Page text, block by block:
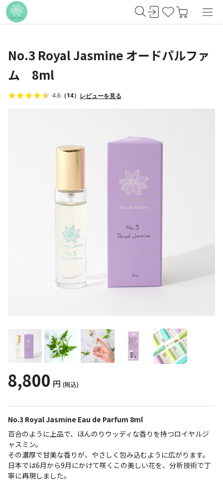
No.3 Royal Jasmine オードパルファ
ム 8ml
4.6 （14） レビューを見る
No.3 Royal Jasmine Eau de Parfum 8ml
百合のように上品で、ほんのりウッディな香りを持つロイヤルジ
ャスミン。
その濃厚で甘美な香りが、やさしく包み込むように広がります。
日本では6月から9月にかけて咲くこの美しい花を、分析技術で丁
寧に再現しました。
8,800 円 (税込)